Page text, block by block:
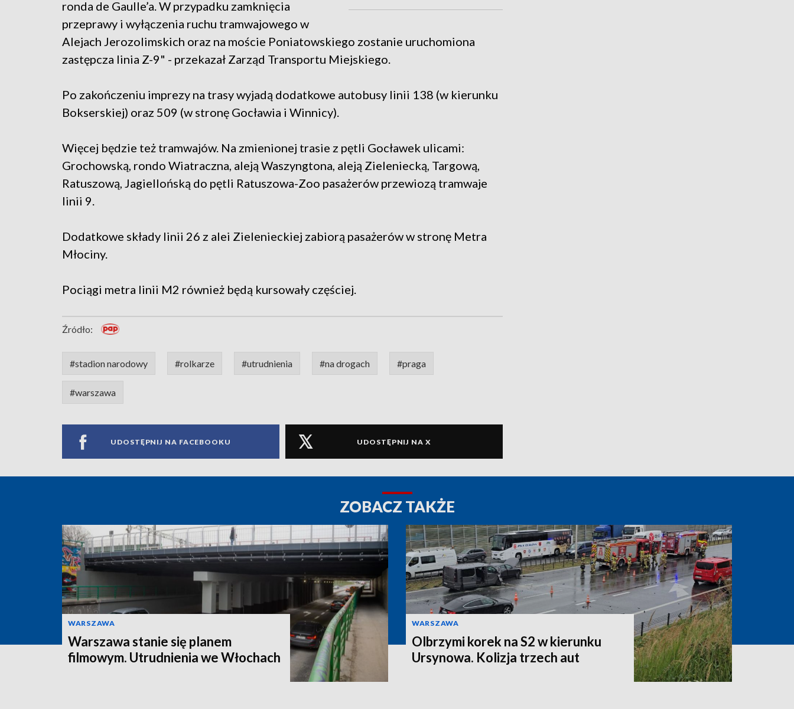
ronda de Gaulle’a. W przypadku zamknięcia
przeprawy i wyłączenia ruchu tramwajowego w
Alejach Jerozolimskich oraz na moście Poniatowskiego zostanie uruchomiona
zastępcza linia Z-9" - przekazał Zarząd Transportu Miejskiego.
Po zakończeniu imprezy na trasy wyjadą dodatkowe autobusy linii 138 (w kierunku
Bokserskiej) oraz 509 (w stronę Gocławia i Winnicy).
Więcej będzie też tramwajów. Na zmienionej trasie z pętli Gocławek ulicami:
Grochowską, rondo Wiatraczna, aleją Waszyngtona, aleją Zieleniecką, Targową,
Ratuszową, Jagiellońską do pętli Ratuszowa-Zoo pasażerów przewiozą tramwaje
linii 9.
Dodatkowe składy linii 26 z alei Zielenieckiej zabiorą pasażerów w stronę Metra
Młociny.
Pociągi metra linii M2 również będą kursowały częściej.
Źródło:
#stadion narodowy #rolkarze #utrudnienia #na drogach #praga
#warszawa
UDOSTĘPNIJ NA FACEBOOKU UDOSTĘPNIJ NA X
ZOBACZ TAKŻE
WARSZAWA
Warszawa stanie się planem
filmowym. Utrudnienia we Włochach
WARSZAWA
Olbrzymi korek na S2 w kierunku
Ursynowa. Kolizja trzech aut